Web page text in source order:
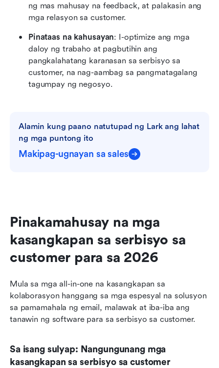
ng mas mahusay na feedback, at palakasin ang
mga relasyon sa customer.
Pinataas na kahusayan: I-optimize ang mga
daloy ng trabaho at pagbutihin ang
pangkalahatang karanasan sa serbisyo sa
customer, na nag-aambag sa pangmatagalang
tagumpay ng negosyo.
Alamin kung paano natutupad ng Lark ang lahat
ng mga puntong ito
Makipag-ugnayan sa sales
Pinakamahusay na mga
kasangkapan sa serbisyo sa
customer para sa 2026
Mula sa mga all-in-one na kasangkapan sa
kolaborasyon hanggang sa mga espesyal na solusyon
sa pamamahala ng email, malawak at iba-iba ang
tanawin ng software para sa serbisyo sa customer.
Sa isang sulyap: Nangungunang mga
kasangkapan sa serbisyo sa customer